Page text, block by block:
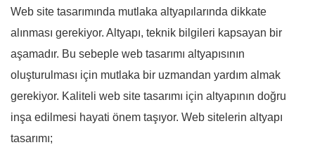
Web site tasarımında mutlaka altyapılarında dikkate
alınması gerekiyor. Altyapı, teknik bilgileri kapsayan bir
aşamadır. Bu sebeple web tasarımı altyapısının
oluşturulması için mutlaka bir uzmandan yardım almak
gerekiyor. Kaliteli web site tasarımı için altyapının doğru
inşa edilmesi hayati önem taşıyor. Web sitelerin altyapı
tasarımı;